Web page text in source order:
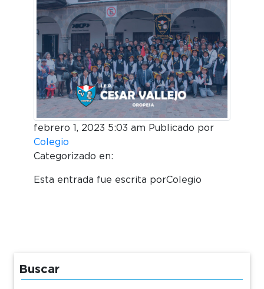
febrero 1, 2023 5:03 am Publicado por
Colegio
Categorizado en:
Esta entrada fue escrita porColegio
Buscar